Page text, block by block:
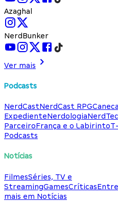
Azaghal
NerdBunker
Ver mais
Podcasts
NerdCastNerdCast RPG
ExpedienteNerdologia
ParceiroFrança e o Labirinto
Podcasts
Notícias
FilmesSéries, TV e
StreamingGamesCríticas
mais em Notícias